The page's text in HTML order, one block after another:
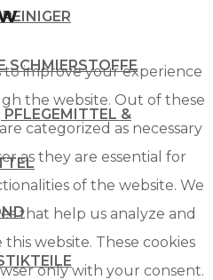
SCHMIERSTOFFE
PFLEGEMITTEL &
to improve your experience
the website. Out of these
categorized as necessary
as they are essential for
of the website. We
that help us analyze and
website. These cookies
only with your consent.